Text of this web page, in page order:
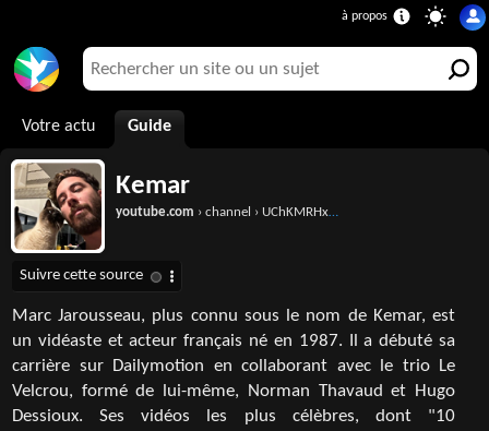
Votre actu Guide
Kemar
youtube.com › channel › UChKMRHxLETrj_5JjiqExD1w
Marc Jarousseau, plus connu sous le nom de Kemar, est
un vidéaste et acteur français né en 1987. Il a débuté sa
carrière sur Dailymotion en collaborant avec le trio Le
Velcrou, formé de lui-même, Norman Thavaud et Hugo
Dessioux. Ses vidéos les plus célèbres, dont "10